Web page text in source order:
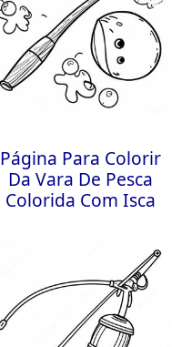
Página Para Colorir
Da Vara De Pesca
Colorida Com Isca